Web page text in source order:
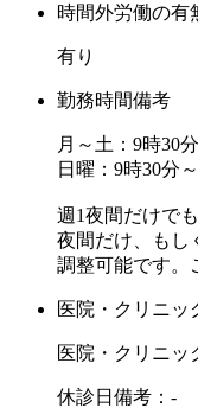
時間外労働の有
有り
勤務時間備考
月～土：9時30
日曜：9時30分
週1夜間だけで
夜間だけ、もし
調整可能です。
医院・クリニッ
医院・クリニッ
休診日備考：-